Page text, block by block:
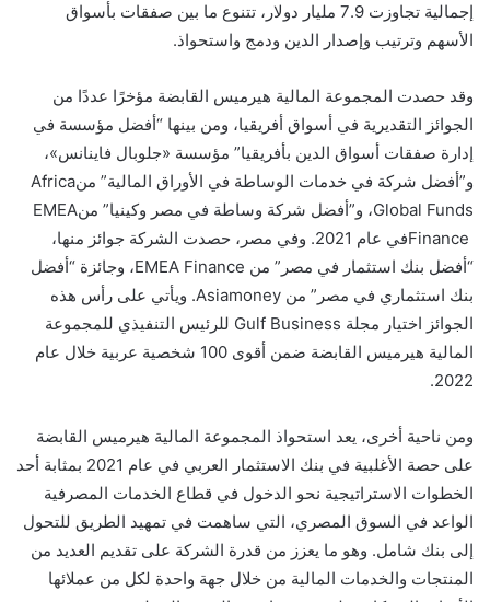
إجمالية تجاوزت 7.9 مليار دولار، تتنوع ما بين صفقات بأسواق
الأسهم وترتيب وإصدار الدين ودمج واستحواذ.
وقد حصدت المجموعة المالية هيرميس القابضة مؤخرًا عددًا من
الجوائز التقديرية في أسواق أفريقيا، ومن بينها “أفضل مؤسسة في
إدارة صفقات أسواق الدين بأفريقيا” مؤسسة «جلوبال فاينانس»،
و”أفضل شركة في خدمات الوساطة في الأوراق المالية” منAfrica
Global Funds، و”أفضل شركة وساطة في مصر وكينيا” منEMEA
Finance
في عام 2021. وفي مصر، حصدت الشركة جوائز منها،
“أفضل بنك استثمار في مصر” من EMEA Finance، وجائزة “أفضل
بنك استثماري في مصر” من Asiamoney
. ويأتي على رأس هذه
الجوائز اختيار مجلة Gulf Business للرئيس التنفيذي للمجموعة
المالية هيرميس القابضة ضمن أقوى 100 شخصية عربية خلال عام
2022
.
ومن ناحية أخرى، يعد استحواذ المجموعة المالية هيرميس القابضة
على حصة الأغلبية في بنك الاستثمار العربي في عام 2021 بمثابة أحد
الخطوات الاستراتيجية نحو الدخول في قطاع الخدمات المصرفية
الواعد في السوق المصري، التي ساهمت في تمهيد الطريق للتحول
إلى بنك شامل. وهو ما يعزز من قدرة الشركة على تقديم العديد من
المنتجات والخدمات المالية من خلال جهة واحدة لكل من عملائها